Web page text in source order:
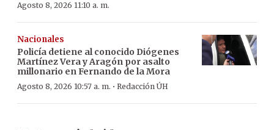
Agosto 8, 2026 11:10 a. m.
Nacionales
Policía detiene al conocido Diógenes
Martínez Vera y Aragón por asalto
millonario en Fernando de la Mora
Agosto 8, 2026 10:57 a. m. · Redacción ÚH